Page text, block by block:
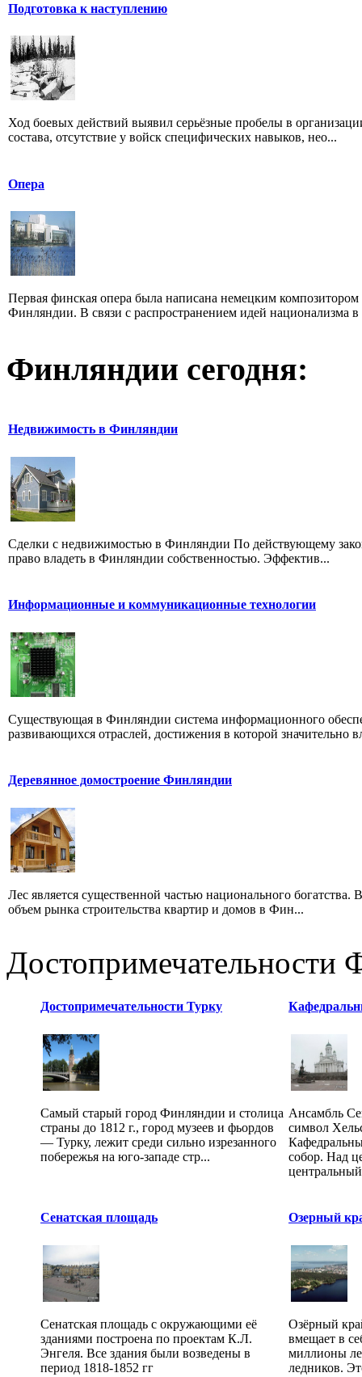
Подготовка к наступлению
Ход боевых действий выявил серьёзные пробелы в
состава, отсутствие у войск специфических навыков, нео...
Опера
Первая финская опера была написана немецким
Финляндии. В связи с распространением идей национализма в
Финляндии сегодня:
Недвижимость в Финляндии
Сделки с недвижимостью в Финляндии По действующему
право владеть в Финляндии собственностью. Эффектив...
Информационные и коммуникационные технологии
Существующая в Финляндии система информацион­ного
развивающихся отрас­лей, достижения в которой значительно
Деревянное домостроение Финляндии
Лес является существенной частью национального
объем рынка строительства квартир и домов в Фин...
Достопримечательности
Достопримечательности Турку
Самый старый город Финляндии и столица
страны до 1812 г., город музеев и фьордов
— Турку, лежит среди сильно изрезанного
побережья на юго-западе стр...
Ансамбль
символ
собор. Над
Сенатская площадь
Сенатская площадь с окружающими её
зданиями построена по проектам К.Л.
Энгеля. Все здания были возведены в
период 1818-1852 гг
Озерный
Озёрный
вмещает в
миллионы
ледников.